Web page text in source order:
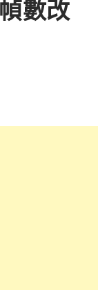
數改